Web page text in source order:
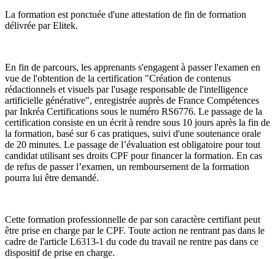
La formation est ponctuée d'une attestation de fin de formation
délivrée par Elitek.
En fin de parcours, les apprenants s'engagent à passer l'examen en
vue de l'obtention de la certification "Création de contenus
rédactionnels et visuels par l'usage responsable de l'intelligence
artificielle générative", enregistrée auprès de France Compétences
par Inkréa Certifications sous le numéro RS6776. Le passage de la
certification consiste en un écrit à rendre sous 10 jours après la fin de
la formation, basé sur 6 cas pratiques, suivi d'une soutenance orale
de 20 minutes. Le passage de l’évaluation est obligatoire pour tout
candidat utilisant ses droits CPF pour financer la formation. En cas
de refus de passer l’examen, un remboursement de la formation
pourra lui être demandé.
Cette formation professionnelle de par son caractère certifiant peut
être prise en charge par le CPF. Toute action ne rentrant pas dans le
cadre de l'article L6313-1 du code du travail ne rentre pas dans ce
dispositif de prise en charge.